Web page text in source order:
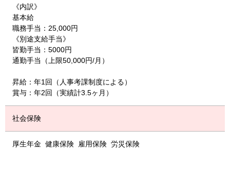
《内訳》
基本給
職務手当：25,000円
《別途支給手当》
皆勤手当：5000円
通勤手当（上限50,000円/月）
昇給：年1回（人事考課制度による）
賞与：年2回（実績計3.5ヶ月）
社会保険
厚生年金 健康保険 雇用保険 労災保険